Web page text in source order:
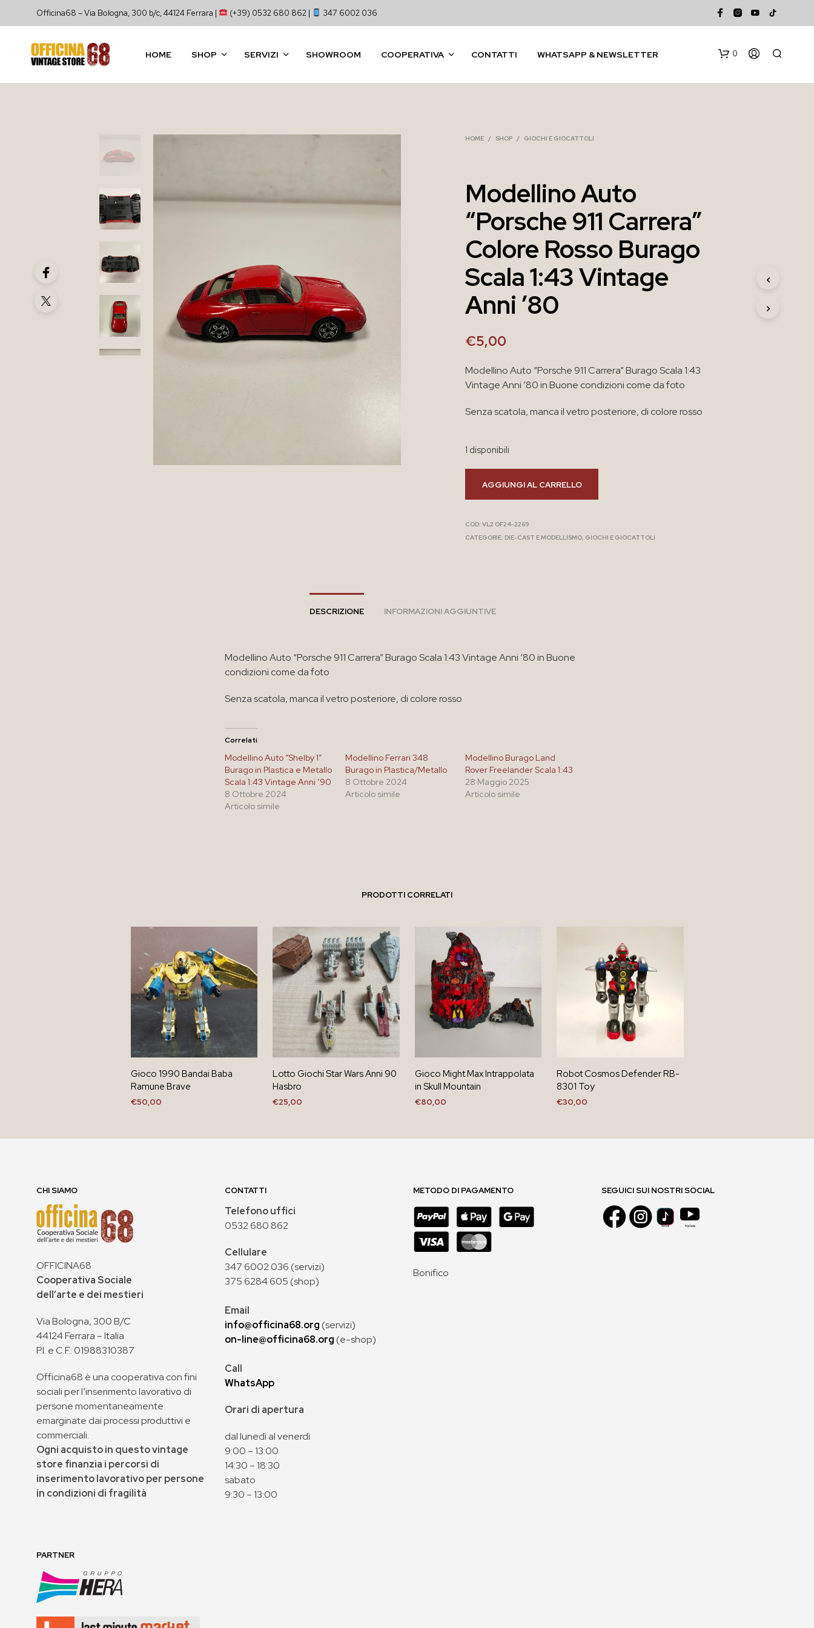
Officina68 – Via Bologna, 300 b/c, 44124 Ferrara | (+39) 0532 680 862 | 347 6002 036
HOME SHOP SERVIZI SHOWROOM COOPERATIVA CONTATTI WHATSAPP & NEWSLETTER 0
HOME / SHOP / GIOCHI E GIOCATTOLI
Modellino Auto
“Porsche 911 Carrera”
Colore Rosso Burago
Scala 1:43 Vintage
Anni ’80
€5,00
Modellino Auto “Porsche 911 Carrera” Burago Scala 1:43
Vintage Anni ’80 in Buone condizioni come da foto
Senza scatola, manca il vetro posteriore, di colore rosso
1 disponibili
AGGIUNGI AL CARRELLO
COD:VL2 OF24-2269
CATEGORIE: DIE-CAST E MODELLISMO, GIOCHI E GIOCATTOLI
DESCRIZIONE INFORMAZIONI AGGIUNTIVE
Modellino Auto “Porsche 911 Carrera” Burago Scala 1:43 Vintage Anni ’80 in Buone
condizioni come da foto
Senza scatola, manca il vetro posteriore, di colore rosso
Correlati
Modellino Auto “Shelby 1”
Burago in Plastica e Metallo
Scala 1:43 Vintage Anni ’90
8 Ottobre 2024
Articolo simile
Modellino Ferrari 348
Burago in Plastica/Metallo
8 Ottobre 2024
Articolo simile
Modellino Burago Land
Rover Freelander Scala 1:43
28 Maggio 2025
Articolo simile
PRODOTTI CORRELATI
Gioco 1990 Bandai Baba
Ramune Brave
€50,00
Lotto Giochi Star Wars Anni 90
Hasbro
€25,00
Gioco Might Max Intrappolata
in Skull Mountain
€80,00
Robot Cosmos Defender RB-
8301 Toy
€30,00
CHI SIAMO
OFFICINA68
Cooperativa Sociale
dell’arte e dei mestieri
Via Bologna, 300 B/C
44124 Ferrara – Italia
P.I. e C.F.: 01988310387
Officina68 è una cooperativa con fini
sociali per l’inserimento lavorativo di
persone momentaneamente
emarginate dai processi produttivi e
commerciali.
Ogni acquisto in questo vintage
store finanzia i percorsi di
inserimento lavorativo per persone
in condizioni di fragilità
CONTATTI
Telefono uffici
0532 680 862
Cellulare
347 6002 036 (servizi)
375 6284 605 (shop)
Email
info@officina68.org(servizi)
on-line@officina68.org(e-shop)
Call
WhatsApp
Orari di apertura
dal lunedì al venerdì
9:00 – 13:00
14:30 – 18:30
sabato
9:30 – 13:00
METODO DI PAGAMENTO
Bonifico
SEGUICI SUI NOSTRI SOCIAL
PARTNER